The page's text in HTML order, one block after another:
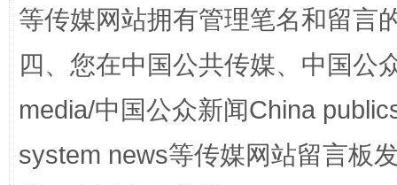
国家大学科技园优化重塑工作
等传媒网站拥有管理笔名和留言
四、您在中国公共传媒、中国公
media/中国公众新闻China
system news等传媒网站留言板